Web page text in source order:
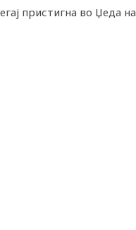
пристигна во Џеда на